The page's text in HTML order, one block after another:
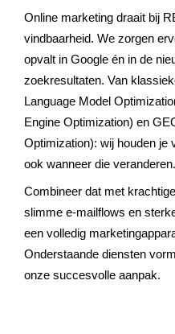
Online marketing draait bij
vindbaarheid. We zorgen
opvalt in Google én in de
zoekresultaten. Van
Language Model
Engine Optimization) en
Optimization): wij houden je
ook wanneer die veranderen.
Combineer dat met
slimme e-mailflows en
een volledig
Onderstaande diensten
onze succesvolle aanpak.